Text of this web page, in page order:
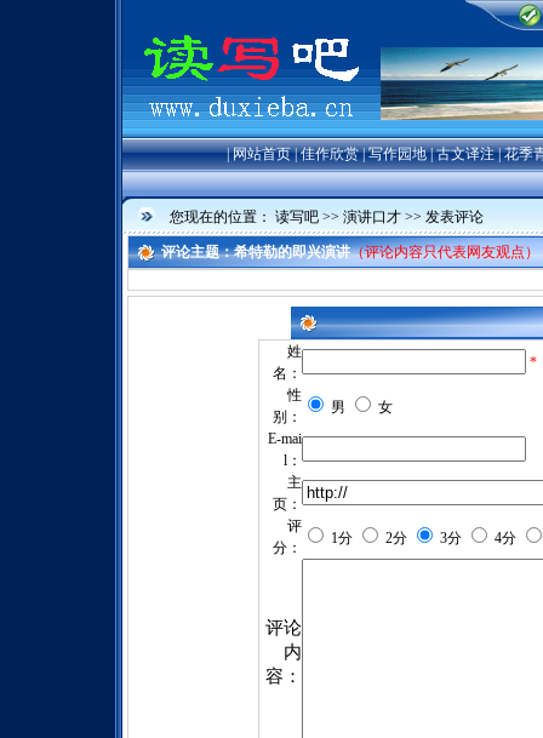
|网站首页|佳作欣赏|写作园地|古文译注|花季
您现在的位置： 读写吧 >> 演讲口才 >> 发表评论
评论主题：希特勒的即兴演讲（评论内容只代表网友观点）
姓
名：
*
性
别：
男
女
E-mai
l：
主
页：
评
分：
1分 2分 3分 4分
评论
内
容：